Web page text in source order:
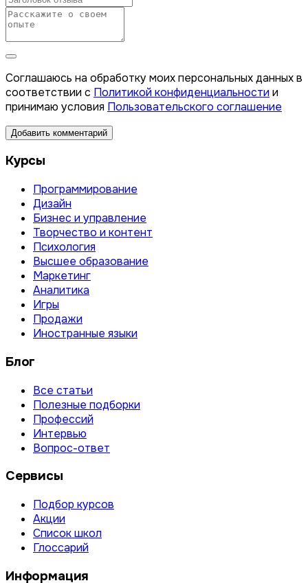
Соглашаюсь на обработку моих персональных данных в
соответствии с Политикой конфиденциальности и
принимаю условия Пользовательского соглашение
Добавить комментарий
Курсы
Программирование
Дизайн
Бизнес и управление
Творчество и контент
Психология
Высшее образование
Маркетинг
Аналитика
Игры
Продажи
Иностранные языки
Блог
Все статьи
Полезные подборки
Профессий
Интервью
Вопрос-ответ
Сервисы
Подбор курсов
Акции
Список школ
Глоссарий
Информация